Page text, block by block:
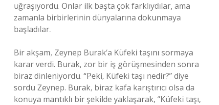
uğraşıyordu. Onlar ilk başta çok farklıydılar, ama
zamanla birbirlerinin dünyalarına dokunmaya
başladılar.
Bir akşam, Zeynep Burak’a Küfeki taşını sormaya
karar verdi. Burak, zor bir iş görüşmesinden sonra
biraz dinleniyordu. “Peki, Küfeki taşı nedir?” diye
sordu Zeynep. Burak, biraz kafa karıştırıcı olsa da
konuya mantıklı bir şekilde yaklaşarak, “Küfeki taşı,